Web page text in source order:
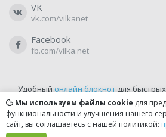
VK
vk.com/vilkanet
Facebook
fb.com/vilka.net
Удобный онлайн блокнотдля
бесплатно и доступно прямо
Мы используем файлы cookie для
функциональности и улучшения нашего
сайт, вы соглашаетесь с нашей политикой: